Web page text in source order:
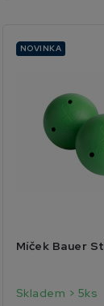
NOVINKA
Míček Bauer
Skladem > 5ks